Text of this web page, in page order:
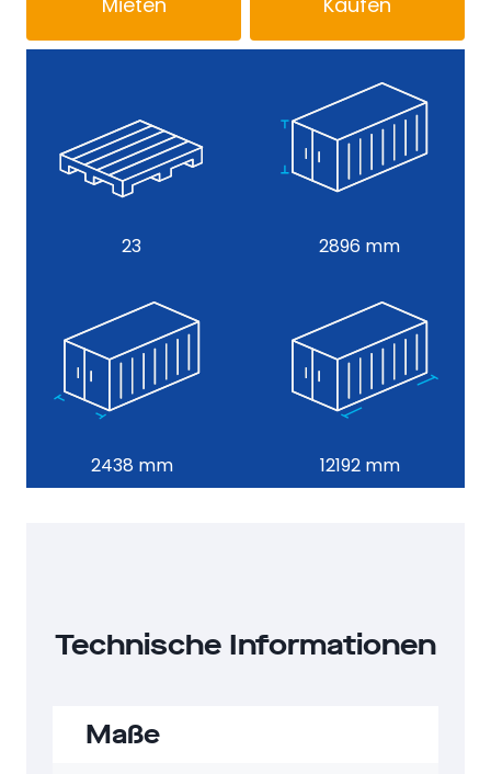
23 2896 mm
2438 mm 12192 mm
Technische Informationen
Maße